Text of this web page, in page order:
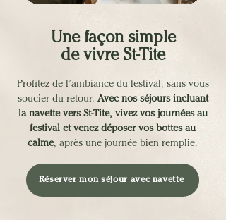
Une façon simple
de vivre St-Tite
Profitez de l’ambiance du festival, sans vous
soucier du retour. Avec nos séjours incluant
la navette vers St-Tite, vivez vos journées au
festival et venez déposer vos bottes au
calme, après une journée bien remplie.
Réserver mon séjour avec navette